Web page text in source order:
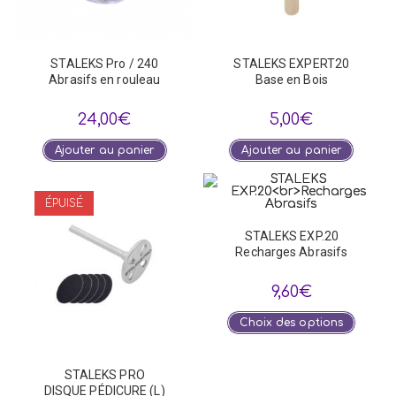
STALEKS Pro / 240
Abrasifs en rouleau
24,00€
Ajouter au panier
STALEKS EXPERT20
Base en Bois
5,00€
Ajouter au panier
ÉPUISÉ
STALEKS PRO
DISQUE PÉDICURE (L)
STALEKS EXP.20
Recharges Abrasifs
9,60€
Choix des options